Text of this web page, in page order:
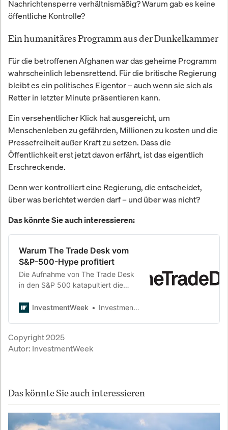
Nachrichtensperre verhältnismäßig? Warum gab es keine
öffentliche Kontrolle?
Ein humanitäres Programm aus der Dunkelkammer
Für die betroffenen Afghanen war das geheime Programm
wahrscheinlich lebensrettend. Für die britische Regierung
bleibt es ein politisches Eigentor – auch wenn sie sich als
Retter in letzter Minute präsentieren kann.
Ein versehentlicher Klick hat ausgereicht, um
Menschenleben zu gefährden, Millionen zu kosten und die
Pressefreiheit außer Kraft zu setzen. Dass die
Öffentlichkeit erst jetzt davon erfährt, ist das eigentlich
Erschreckende.
Denn wer kontrolliert eine Regierung, die entscheidet,
über was berichtet werden darf – und über was nicht?
Das könnte Sie auch interessieren:
Warum The Trade Desk vom
S&P-500-Hype profitiert
Die Aufnahme von The Trade Desk
in den S&P 500 katapultiert die
nach oben. Doch der Kursgewinn ist
vielen lieb ist.
InvestmentWeek InvestmentWeek
Copyright 2025
Autor: InvestmentWeek
Das könnte Sie auch interessieren